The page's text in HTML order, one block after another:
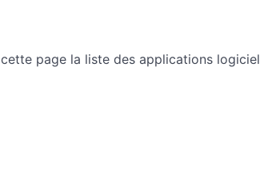
page la liste des applications